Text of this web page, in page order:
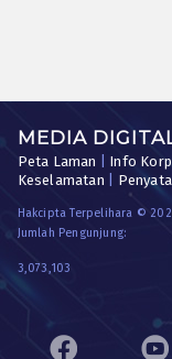
MEDIA
Peta Laman Info
Keselamatan
Hakcipta Terpelihara ©
Jumlah Pengunjung:
3,073,103